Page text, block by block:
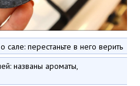
перестаньте в него верить
названы ароматы,